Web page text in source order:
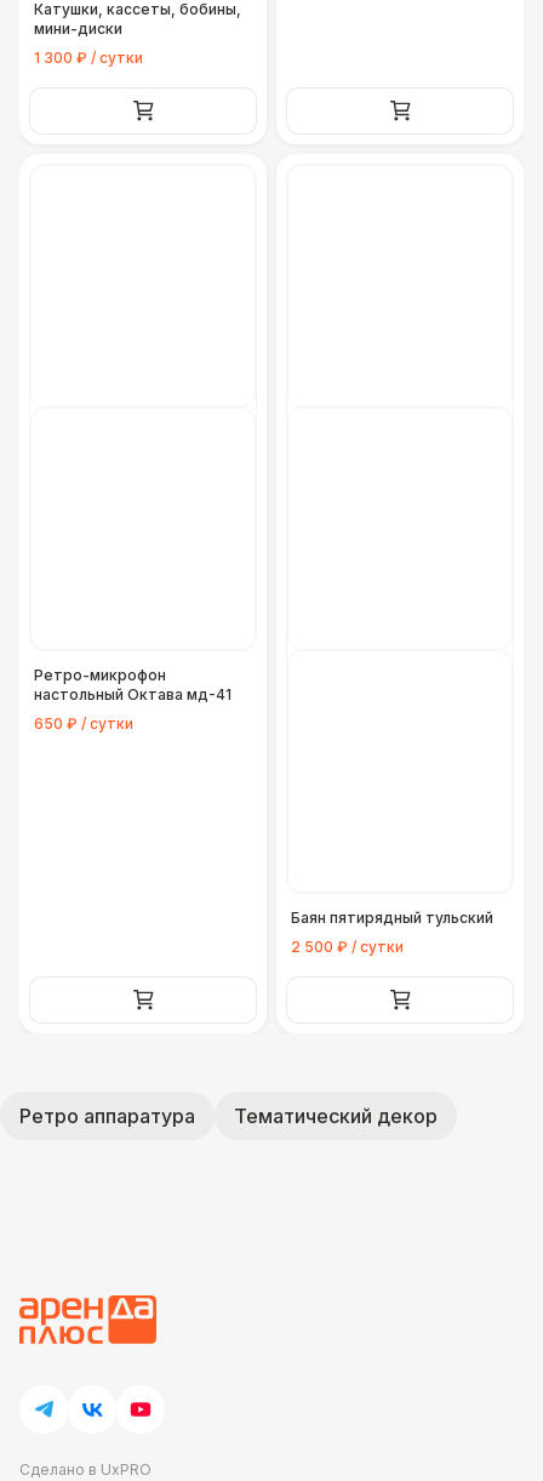
Катушки, кассеты, бобины,
мини-диски
1 300 ₽ / сутки
Ретро-микрофон
настольный Октава мд-41
650 ₽ / сутки
Баян пятирядный тульский
2 500 ₽ / сутки
Ретро аппаратура Тематический декор
Сделано в UxPRO